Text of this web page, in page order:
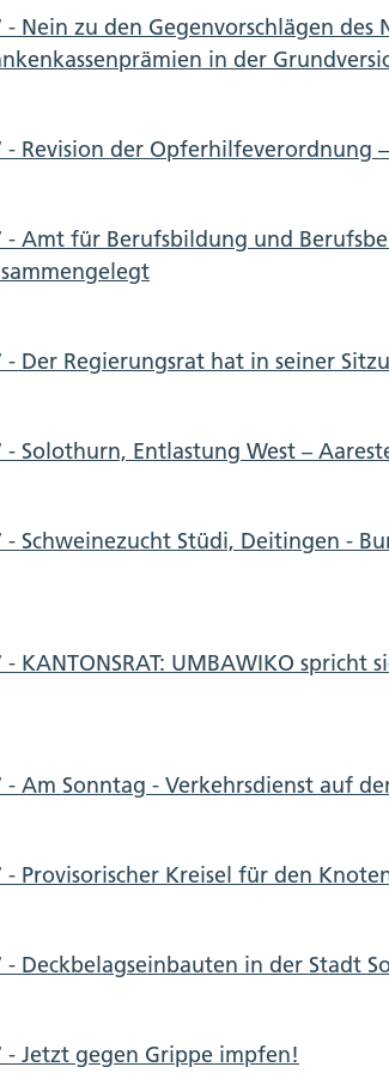
- Nein zu den Gegenvorschlägen
in der
- Revision der Opferhilfeverordnung
- Amt für Berufsbildung und
- Der Regierungsrat hat in seiner
- Solothurn, Entlastung West –
- Schweinezucht Stüdi, Deitingen -
- KANTONSRAT: UMBAWIKO
- Am Sonntag - Verkehrsdienst auf
- Provisorischer Kreisel für den
- Deckbelagseinbauten in der Stadt
- Jetzt gegen Grippe impfen!